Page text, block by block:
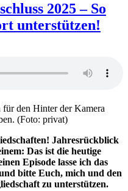
2025 – So
unterstützen!
den Hinter der Kamera
(Foto: privat)
Jahresrückblick
Das ist die heutige
Episode lasse ich das
bitte Euch, mich und den
zu unterstützen.